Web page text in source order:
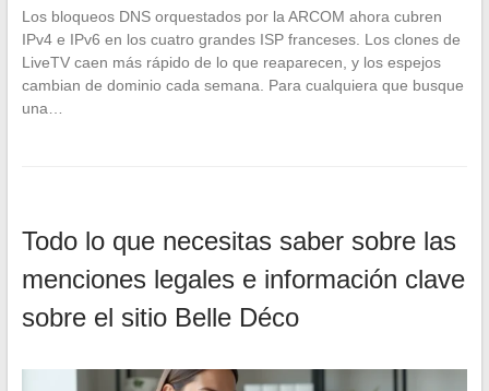
Los bloqueos DNS orquestados por la ARCOM ahora cubren
IPv4 e IPv6 en los cuatro grandes ISP franceses. Los clones de
LiveTV caen más rápido de lo que reaparecen, y los espejos
cambian de dominio cada semana. Para cualquiera que busque
una…
Todo lo que necesitas saber sobre las
menciones legales e información clave
sobre el sitio Belle Déco